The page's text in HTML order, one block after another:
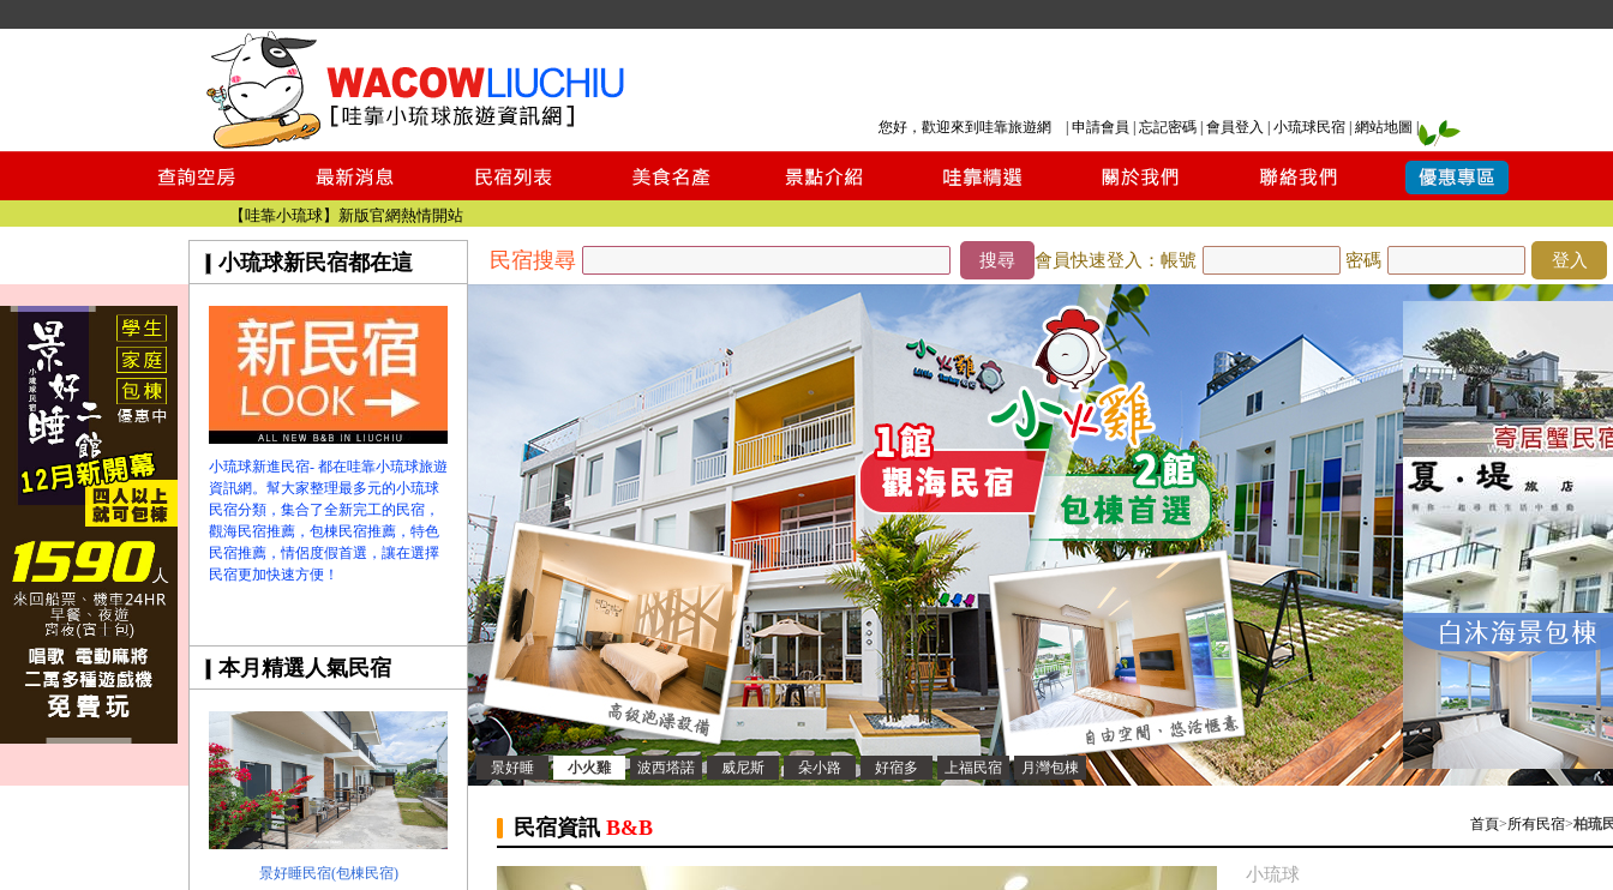
您好，歡迎來到哇靠旅遊網 | 申請會員 忘記密碼 會員登入 小琉球民宿 網站地圖
小琉球民宿空房
小琉球民宿
小琉球民宿推薦
【小琉球民宿特約】東港停車場!!看這邊
小琉球民宿 最完整的旅遊資訊都在這
【哇靠小琉球】新版官網熱情開站
【哇靠小琉球粉絲團】即時動態!!
小琉球民宿空房
小琉球民宿
小琉球民宿推薦
【小琉球民宿特約】東港停車場!!看這邊
小琉球民宿 最完整的旅遊資訊都在這
【哇靠小琉球】新版官網熱情開站
【哇靠小琉球粉絲團】即時動態!!
小琉球新民宿都在這
小琉球新進民宿- 都在哇靠小琉球旅遊
資訊網。幫大家整理最多元的小琉球
民宿分類，集合了全新完工的民宿，
觀海民宿推薦，包棟民宿推薦，特色
民宿推薦，情侶度假首選，讓在選擇
民宿更加快速方便！
本月精選人氣民宿
景好睡民宿(包棟民宿)
景好睡 小火雞 波西塔諾 威尼斯 朵小路 好宿多 上福民宿 月灣包棟
民宿搜尋 搜尋 會員快速登入：帳號 密碼 登入
民宿資訊 B&B 首頁>所有民宿>柏琉
小琉球